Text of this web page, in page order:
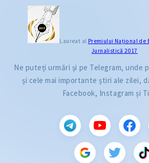
Laureat al Premiului Naţional de
Jurnalistică 2017
Ne puteți urmări și pe Telegram, unde
și cele mai importante știri ale zilei,
Facebook, Instagram și